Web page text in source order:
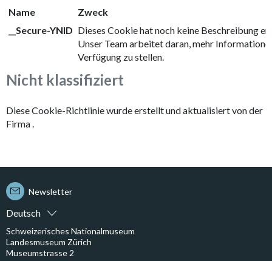
Nicht klassifiziert
Name
Zweck
__Secure-YNID Dieses Cookie hat noch keine Beschreibung
Unser Team arbeitet daran, mehr
Verfügung zu stellen.
Diese Cookie-Richtlinie wurde erstellt und aktualisiert von der
Firma.
Deutsch
Newsletter
Schweizerisches Nationalmuseum
Landesmuseum Zürich
Museumstrasse 2